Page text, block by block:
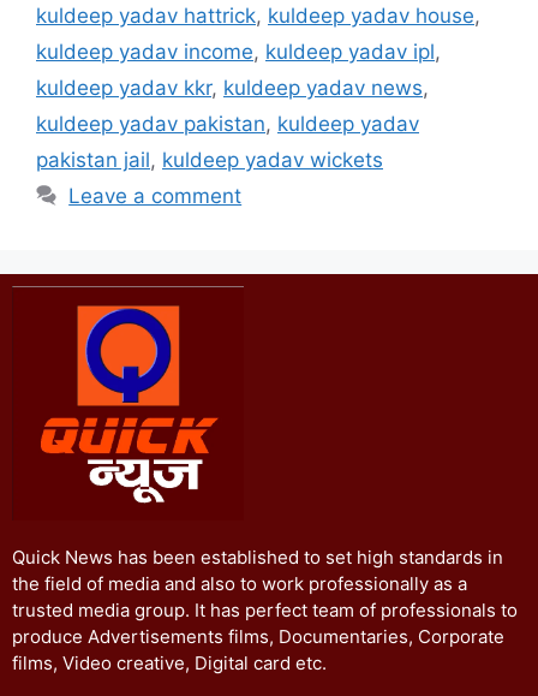
kuldeep yadav hattrick, kuldeep yadav house,
kuldeep yadav income, kuldeep yadav ipl,
kuldeep yadav kkr, kuldeep yadav news,
kuldeep yadav pakistan, kuldeep yadav
pakistan jail, kuldeep yadav wickets
Leave a comment
Quick News has been established to set high standards in
the field of media and also to work professionally as a
trusted media group. It has perfect team of professionals to
produce Advertisements films, Documentaries, Corporate
films, Video creative, Digital card etc.